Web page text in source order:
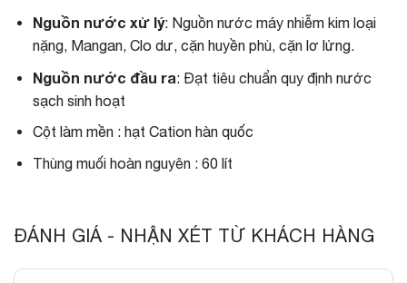
Nguồn nước xử lý: Nguồn nước máy nhiễm kim loại
nặng, Mangan, Clo dư, cặn huyền phù, cặn lơ lửng.
Nguồn nước đầu ra: Đạt tiêu chuẩn quy định nước
sạch sinh hoạt
Cột làm mền : hạt Cation hàn quốc
Thùng muối hoàn nguyên : 60 lít
ĐÁNH GIÁ - NHẬN XÉT TỪ KHÁCH HÀNG